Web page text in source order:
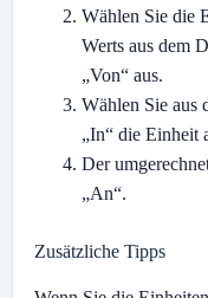
Wählen Sie die
Werts aus dem
„Von“ aus.
Wählen Sie aus
„In“ die Einheit
Der
„An“.
Zusätzliche Tipps